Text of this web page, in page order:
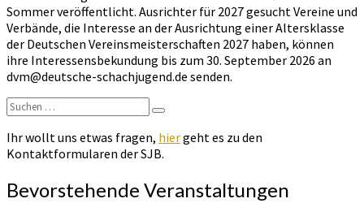
Sommer veröffentlicht. Ausrichter für 2027 gesucht Vereine und
Verbände, die Interesse an der Ausrichtung einer Altersklasse
der Deutschen Vereinsmeisterschaften 2027 haben, können
ihre Interessensbekundung bis zum 30. September 2026 an
dvm@deutsche-schachjugend.de senden.
Suchen
nach:
Suchen
Ihr wollt uns etwas fragen, hiergeht es zu den
Kontaktformularen der SJB.
Bevorstehende Veranstaltungen